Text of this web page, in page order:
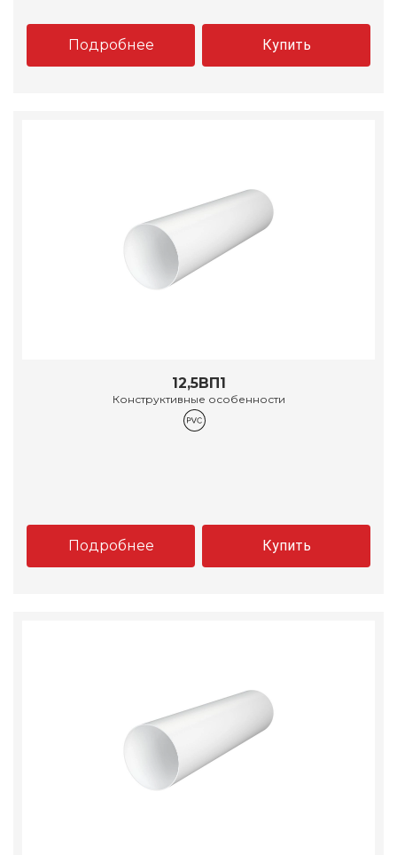
Подробнее Купить
12,5ВП1
Конструктивные особенности
Подробнее Купить